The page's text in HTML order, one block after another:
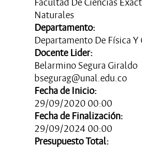
Naturales
Departamento:
Departamento De Física
Docente Lider:
Belarmino Segura Giraldo
bsegurag@unal.edu.co
Fecha de Inicio:
29/09/2020 00:00
Fecha de Finalización:
29/09/2024 00:00
Presupuesto Total: